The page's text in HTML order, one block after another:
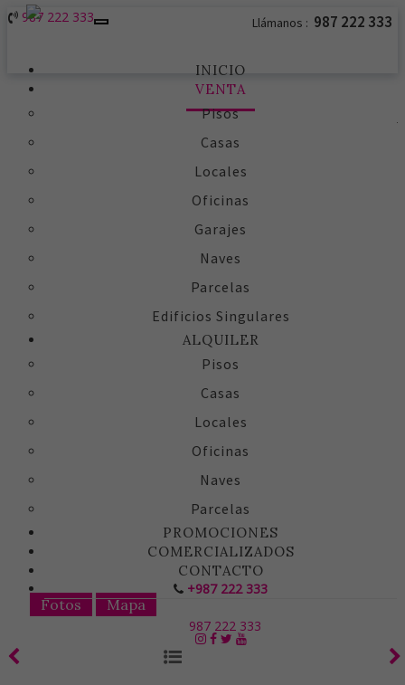
Llámanos : 987 222 333
987 222 333
Toggle
INICIO
VENTA
Pisos
Casas
Locales
Oficinas
Garajes
Naves
Parcelas
Edificios Singulares
ALQUILER
Pisos
Casas
Locales
Oficinas
Naves
Parcelas
PROMOCIONES
COMERCIALIZADOS
CONTACTO
+987 222 333
987 222 333
Fotos Mapa